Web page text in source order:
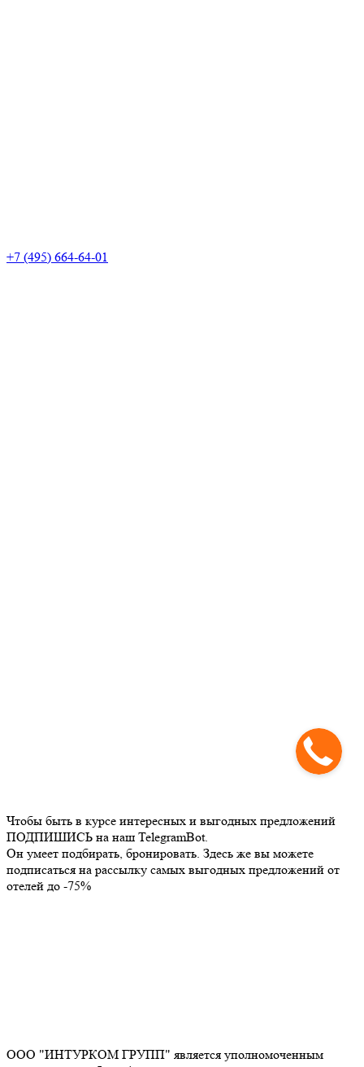
+7 (495) 664-64-01
Чтобы быть в курсе интересных и выгодных предложений
ПОДПИШИСЬ на наш TelegramBot.
Он умеет подбирать, бронировать. Здесь же вы можете
подписаться на рассылку самых выгодных предложений от
отелей до -75%
ООО "ИНТУРКОМ ГРУПП" является уполномоченным